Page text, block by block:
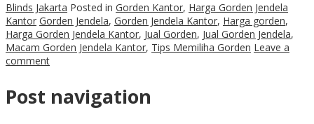
Blinds Jakarta Posted in Gorden Kantor, Harga Gorden Jendela
Kantor Gorden Jendela, Gorden Jendela Kantor, Harga gorden,
Harga Gorden Jendela Kantor, Jual Gorden, Jual Gorden Jendela,
Macam Gorden Jendela Kantor, Tips Memiliha Gorden Leave a
comment
Post navigation